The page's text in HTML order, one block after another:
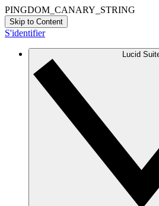
PINGDOM_CANARY_STRING
Skip to Content
S'identifier
Lucid